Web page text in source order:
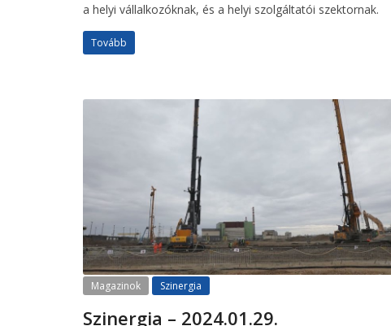
a helyi vállalkozóknak, és a helyi szolgáltatói szektornak.
Tovább
Magazinok Szinergia
Szinergia – 2024.01.29.